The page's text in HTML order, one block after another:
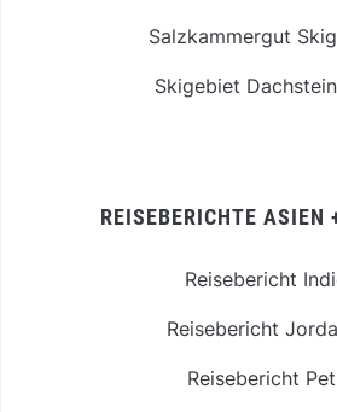
Salzkammergut
Skigebiet
REISEBERICHTE ASIEN
Reisebericht
Reisebericht
Reisebericht